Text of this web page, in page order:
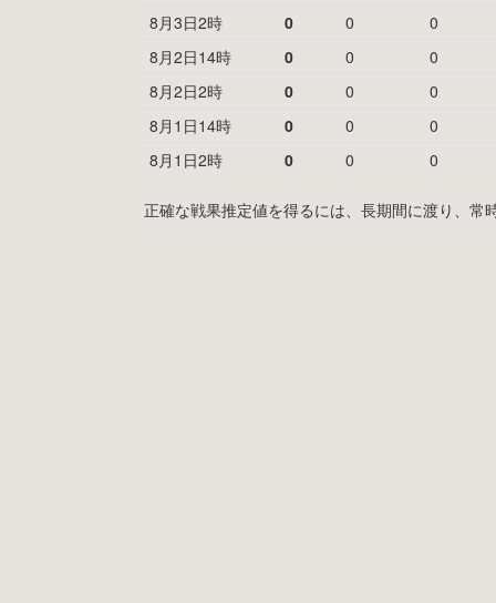
8月3日2時
0 0
0
8月2日14時
0 0
0
8月2日2時
0 0
0
8月1日14時
0 0
0
8月1日2時
0 0 0
正確な戦果推定値を得るには、長期間に渡り、